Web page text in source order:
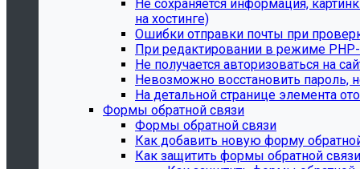
Не сохраняется информация,
на хостинге)
Ошибки отправки почты при
При редактировании в режиме
Не получается авторизоваться на
Невозможно восстановить пароль,
На детальной странице элемента
Формы обратной связи
Формы обратной связи
Как добавить новую форму
Как защитить формы обратной